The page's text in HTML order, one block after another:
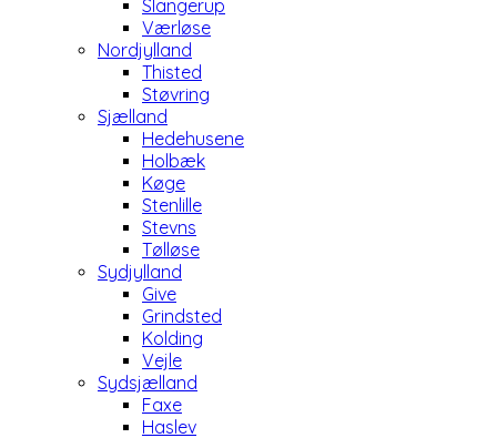
Slangerup
Værløse
Nordjylland
Thisted
Støvring
Sjælland
Hedehusene
Holbæk
Køge
Stenlille
Stevns
Tølløse
Sydjylland
Give
Grindsted
Kolding
Vejle
Sydsjælland
Faxe
Haslev